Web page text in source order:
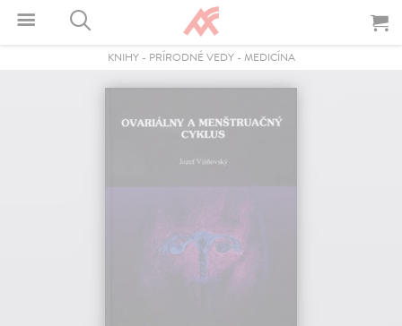
KNIHY- PRÍRODNÉ VEDY- MEDICÍNA